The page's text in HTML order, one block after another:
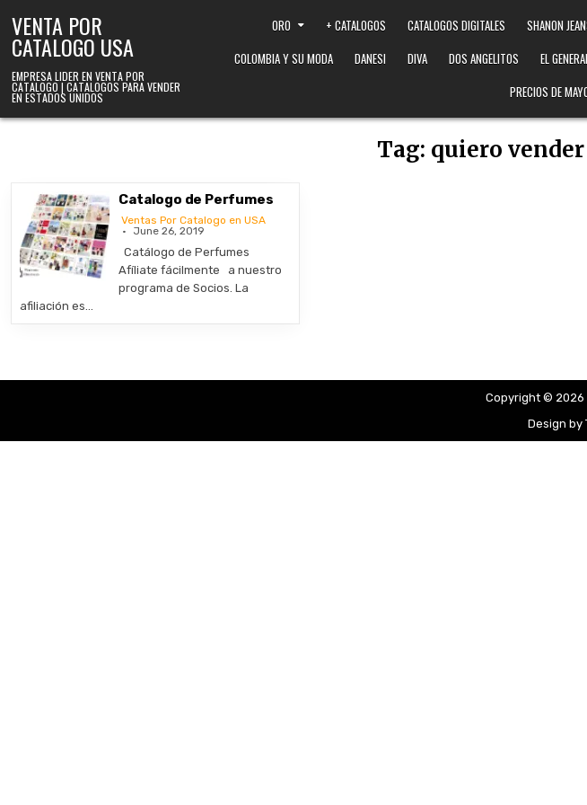
VENTA POR
CATALOGO USA
EMPRESA LIDER EN VENTA POR
CATALOGO | CATALOGOS PARA VENDER
EN ESTADOS UNIDOS
ORO + CATALOGOS CATALOGOS DIGITALES SHANON
COLOMBIA Y SU MODA
DANESI DIVA DOS ANGELITOS EL
PRECIOS DE
Tag: quiero
Catalogo de Perfumes
Ventas Por Catalogo en USA
June 26, 2019
Catálogo de Perfumes
Afíliate fácilmente a nuestro
programa de Socios. La
afiliación es…
Copyright © 2026
Design by